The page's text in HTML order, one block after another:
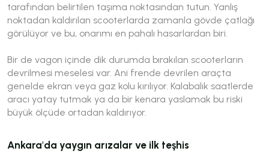
tarafından belirtilen taşıma noktasından tutun. Yanlış
noktadan kaldırılan scooterlarda zamanla gövde çatlağı
görülüyor ve bu, onarımı en pahalı hasarlardan biri.
Bir de vagon içinde dik durumda bırakılan scooterların
devrilmesi meselesi var. Ani frende devrilen araçta
genelde ekran veya gaz kolu kırılıyor. Kalabalık saatlerde
aracı yatay tutmak ya da bir kenara yaslamak bu riski
büyük ölçüde ortadan kaldırıyor.
Ankara'da yaygın arızalar ve ilk teşhis